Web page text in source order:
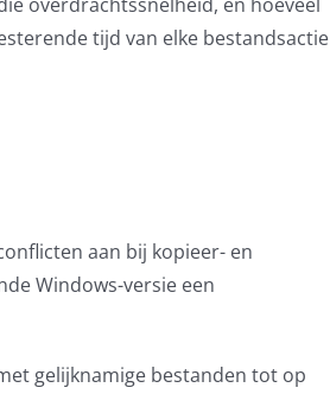
tijd van elke bestandsactie
aan bij kopieer- en
Windows-versie een
gelijknamige bestanden tot op